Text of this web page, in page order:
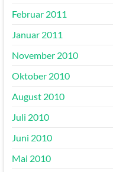
Februar 2011
Januar 2011
November 2010
Oktober 2010
August 2010
Juli 2010
Juni 2010
Mai 2010